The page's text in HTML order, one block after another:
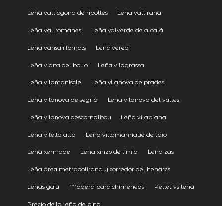
Leña vallfogona de ripollès Leña vallirana
Leña vallromanes Leña valverde de alcalá
Leña vansa i fórnols Leña verea
Leña viana del bollo Leña vilagrassa
Leña vilamaniscle Leña vilanova de prades
Leña vilanova de segrià Leña vilanova del valles
Leña vilanova descornalbou Leña vilaplana
Leña vilella alta Leña villamanrique de tajo
Leña xermade Leña xinzo de limia Leña zas
Leña área metropolitana y corredor del henares
Leñas gaia Madera para chimeneas Pellet vs leña
Precio de la leña de pino